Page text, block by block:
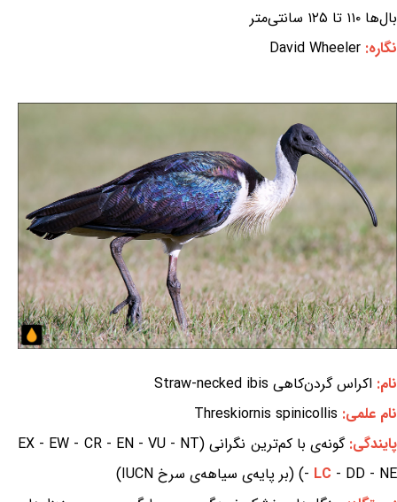
بال‌ها ۱۱۰ تا ۱۲۵ سانتی‌متر
نگاره: David Wheeler
نام: اکراس گردن‌کاهی Straw-necked ibis
نام علمی: Threskiornis spinicollis
پایندگی:
گونه‌ی با کم‌ترین نگرانی (EX - EW - CR - EN - VU - NT
- LC - DD - NE) (بر پایه‌ی سیاهه‌ی سرخ IUCN)